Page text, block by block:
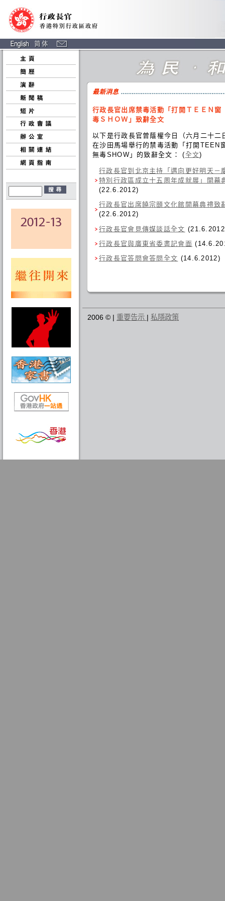
行政長官出席禁毒活動「打開ＴＥＥＮ
毒ＳＨＯＷ」致辭全文
以下是行政長官曾蔭權今日（六月二十二
在沙田馬場舉行的禁毒活動「打開
無毒SHOW」的致辭全文： (全文)
行政長官到北京主持「邁向更好明天－
特別行政區成立十五周年成就展」開幕
(22.6.2012)
行政長官出席饒宗頤文化館開幕典禮致
(22.6.2012)
行政長官會見傳媒談話全文
行政長官與廣東省委書記會面
行政長官答問會答問全文 (14.6.2012)
2006 © | 重要告示 | 私隱政策